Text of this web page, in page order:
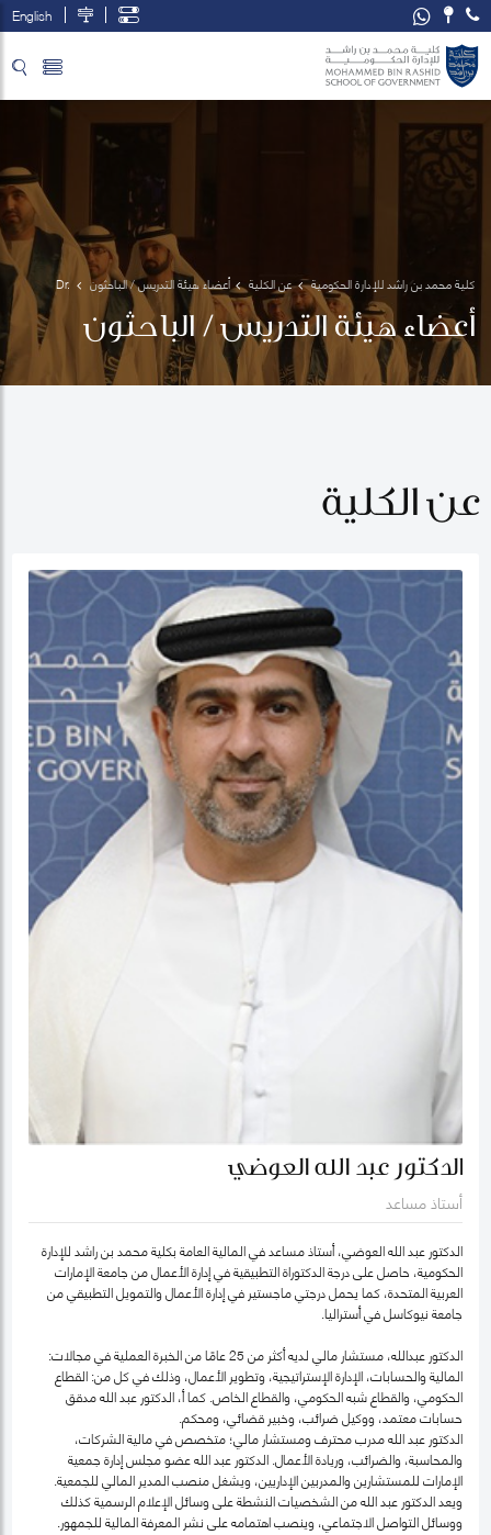
English
كلية محمد بن راشد للإدارة الحكومية عن الكلية أعضاء هيئة التدريس / الباحثون
Dr.
Alawadhi
أعضاء هيئة التدريس / الباحثون
عن الكلية
الدكتور عبد الله العوضي
أستاذ مساعد
الدكتور عبد الله العوضي، أستاذ مساعد في المالية العامة بكلية محمد بن راشد للإدارة
الحكومية، حاصل على درجة الدكتوراة التطبيقية في إدارة الأعمال من جامعة الإمارات
العربية المتحدة، كما يحمل درجتي ماجستير في إدارة الأعمال والتمويل التطبيقي من
جامعة نيوكاسل في أستراليا.
الدكتور عبدالله، مستشار مالي لديه أكثر من 25 عامًا من الخبرة العملية في مجالات:
المالية والحسابات، الإدارة الإستراتيجية، وتطوير الأعمال، وذلك في كل من: القطاع
الحكومي، والقطاع شبه الحكومي، والقطاع الخاص. كما أ، الدكتور عبد الله مدقق
حسابات معتمد، ووكيل ضرائب، وخبير قضائي، ومحكم.
الدكتور عبد الله مدرب محترف ومستشار مالي؛ متخصص في مالية الشركات،
والمحاسبة، والضرائب، وريادة الأعمال. الدكتور عبد الله عضو مجلس إدارة جمعية
الإمارات للمستشارين والمدربين الإداريين، ويشغل منصب المدير المالي للجمعية.
ويعد الدكتور عبد الله من الشخصيات النشطة على وسائل الإعلام الرسمية كذلك
ووسائل التواصل الاجتماعي، وينصب اهتمامه على نشر المعرفة المالية للجمهور.